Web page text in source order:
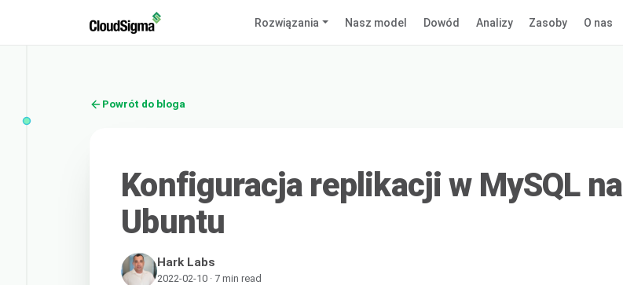
Rozwiązania Nasz model Dowód Analizy Zasoby O nas
Powrót do bloga
Konfiguracja replikacji w MySQL na
Ubuntu
Hark Labs
2022-02-10 · 7 min read